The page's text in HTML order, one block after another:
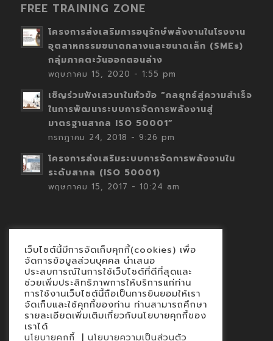
FREE TRAINING ZONE
โครงการส่งเสริมการอนุรักษ์พลังงานในโรงงาน
อุตสาหกรรมขนาดกลางและขนาดเล็ก (SMEs)
กลุ่มภาคตะวันออกตอนล่าง
พฤษภาคม 15, 2020 - 1:55 pm
เชิญร่วมฟังเสวนาในหัวข้อ “กลยุทธ์สู่ความสำเร็จ
ในการพัฒนาระบบการจัดการพลังงานสู่
มาตรฐานสากล ISO 50001”
กรกฎาคม 24, 2018 - 9:26 pm
โครงการส่งเสริมระบบการจัดการพลังงานใน
ระดับสากล (ISO 50001)
พฤษภาคม 15, 2017 - 10:24 am
Contact
นโยบายคุกกี้
นโยบายข้อมูลส่วนบุคคล
เว็บไซต์นี้มีการจัดเก็บคุกกี้(cookies) เพื่อ
จัดการข้อมูลส่วนบุคคล นำเสนอ
ประสบการณ์ในการใช้เว็บไซต์ที่ดีที่สุดและ
ช่วยเพิ่มประสิทธิภาพการให้บริการแก่ท่าน
การใช้งานเว็บไซต์นี้ถือเป็นการยินยอมให้เรา
จัดเก็บและใช้คุกกี้ของท่าน ท่านสามารถศึกษา
รายละเอียดเพิ่มเติมเกี่ยวกับนโยบายคุกกี้ของ
เราได้
นโยบายคุกกี้ | นโยบายความเป็นส่วนตัว